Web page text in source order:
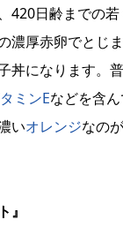
420日齢までの
濃厚赤卵でとじ
丼になります。
ミンEなどを含
いオレンジなの
』